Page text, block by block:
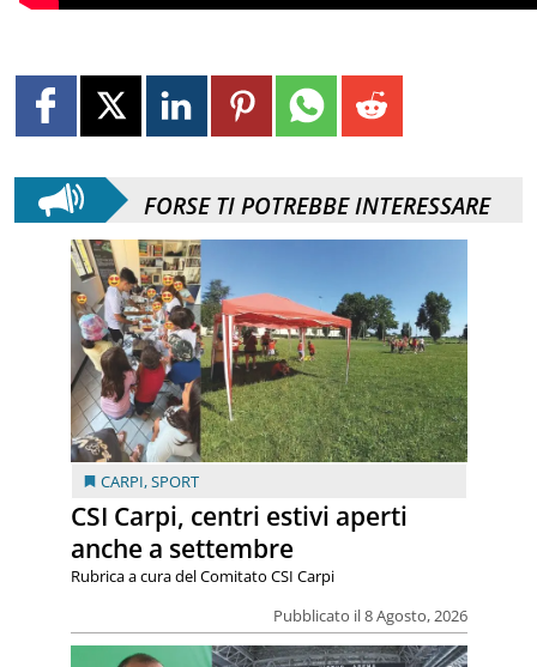
FORSE TI POTREBBE INTERESSARE
CARPI,SPORT
CSI Carpi, centri estivi aperti
anche a settembre
Pubblicato il 8 Agosto, 2026
Rubrica a cura del Comitato CSI Carpi